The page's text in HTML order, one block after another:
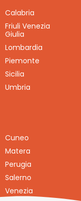
Calabria
Friuli Venezia
Giulia
Lombardia
Piemonte
Sicilia
Umbria
Cuneo
Matera
Perugia
Salerno
Venezia